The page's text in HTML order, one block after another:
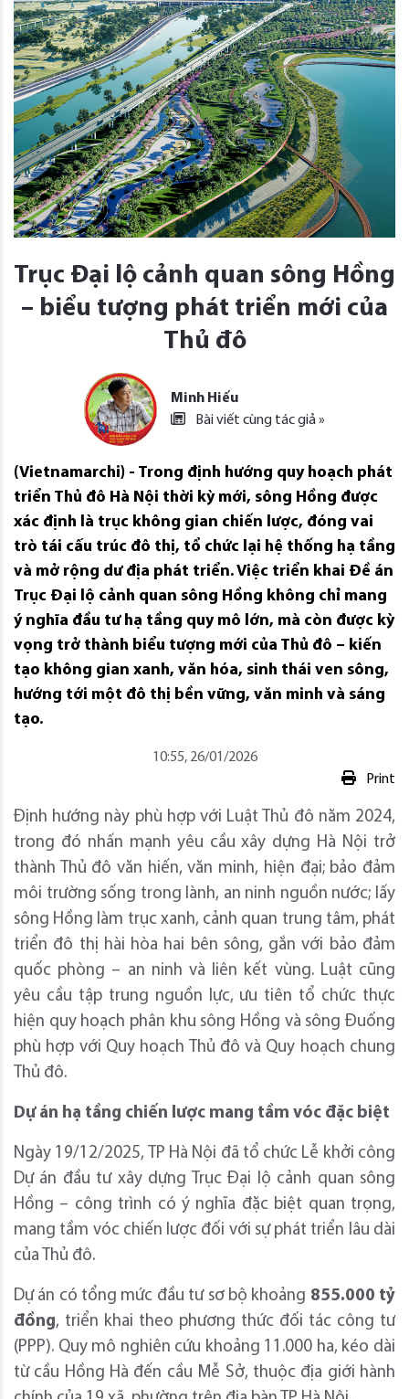
Trục Đại lộ cảnh quan sông Hồng
– biểu tượng phát triển mới của
Thủ đô
Minh Hiếu
Bài viết cùng tác giả »
(Vietnamarchi) - Trong định hướng quy hoạch phát
triển Thủ đô Hà Nội thời kỳ mới, sông Hồng được
xác định là trục không gian chiến lược, đóng vai
trò tái cấu trúc đô thị, tổ chức lại hệ thống hạ tầng
và mở rộng dư địa phát triển. Việc triển khai Đề án
Trục Đại lộ cảnh quan sông Hồng không chỉ mang
ý nghĩa đầu tư hạ tầng quy mô lớn, mà còn được kỳ
vọng trở thành biểu tượng mới của Thủ đô – kiến
tạo không gian xanh, văn hóa, sinh thái ven sông,
hướng tới một đô thị bền vững, văn minh và sáng
tạo.
10:55, 26/01/2026
Print
Định hướng này phù hợp với Luật Thủ đô năm 2024,
trong đó nhấn mạnh yêu cầu xây dựng Hà Nội trở
thành Thủ đô văn hiến, văn minh, hiện đại; bảo đảm
môi trường sống trong lành, an ninh nguồn nước; lấy
sông Hồng làm trục xanh, cảnh quan trung tâm, phát
triển đô thị hài hòa hai bên sông, gắn với bảo đảm
quốc phòng – an ninh và liên kết vùng. Luật cũng
yêu cầu tập trung nguồn lực, ưu tiên tổ chức thực
hiện quy hoạch phân khu sông Hồng và sông Đuống
phù hợp với Quy hoạch Thủ đô và Quy hoạch chung
Thủ đô.
Dự án hạ tầng chiến lược mang tầm vóc đặc biệt
Ngày 19/12/2025, TP Hà Nội đã tổ chức Lễ khởi công
Dự án đầu tư xây dựng Trục Đại lộ cảnh quan sông
Hồng – công trình có ý nghĩa đặc biệt quan trọng,
mang tầm vóc chiến lược đối với sự phát triển lâu dài
của Thủ đô.
Dự án có tổng mức đầu tư sơ bộ khoảng 855.000 tỷ
đồng, triển khai theo phương thức đối tác công tư
(PPP). Quy mô nghiên cứu khoảng 11.000 ha, kéo dài
từ cầu Hồng Hà đến cầu Mễ Sở, thuộc địa giới hành